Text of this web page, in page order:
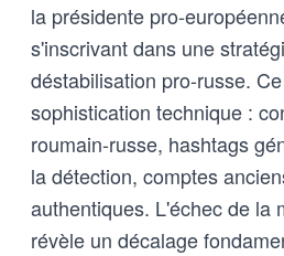
la présidente pro-
s'inscrivant dans une
déstabilisation pro-russe.
sophistication technique :
roumain-russe, hashtags
la détection, comptes
authentiques. L'échec de la
révèle un décalage